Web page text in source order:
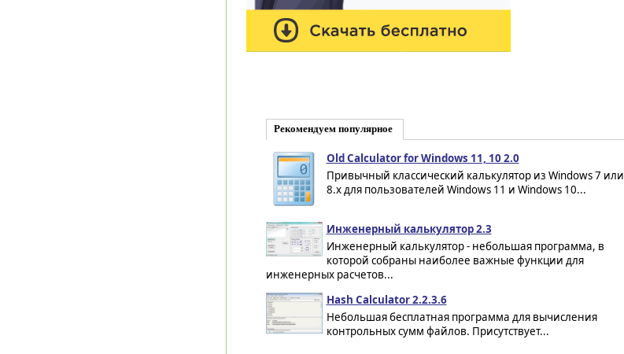
Рекомендуем популярное
Old Calculator for Windows 11, 10 2.0
Привычный классический калькулятор из Windows 7 или
8.x для пользователей Windows 11 и Windows 10...
Инженерный калькулятор 2.3
Инженерный калькулятор - небольшая программа, в
которой собраны наиболее важные функции для
инженерных расчетов...
Hash Calculator 2.2.3.6
Небольшая бесплатная программа для вычисления
контрольных сумм файлов. Присутствует...